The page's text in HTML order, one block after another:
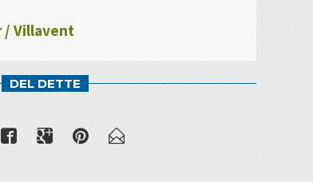
/ Villavent
DEL DETTE